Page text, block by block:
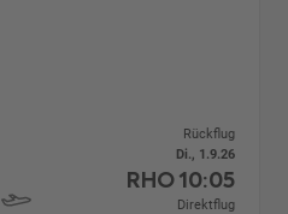
Rückflug
Di., 1.9.26
RHO10:05
Direktflug